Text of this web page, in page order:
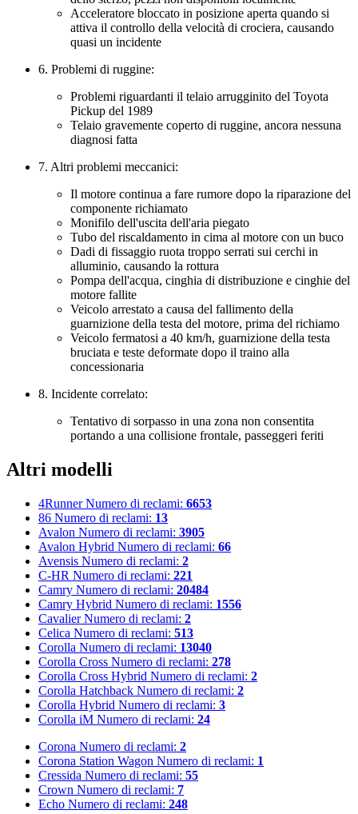
Acceleratore bloccato in posizione aperta quando si
attiva il controllo della velocità di crociera, causando
quasi un incidente
6. Problemi di ruggine:
Problemi riguardanti il telaio arrugginito del Toyota
Pickup del 1989
Telaio gravemente coperto di ruggine, ancora nessuna
diagnosi fatta
7. Altri problemi meccanici:
Il motore continua a fare rumore dopo la riparazione del
componente richiamato
Monifilo dell'uscita dell'aria piegato
Tubo del riscaldamento in cima al motore con un buco
Dadi di fissaggio ruota troppo serrati sui cerchi in
alluminio, causando la rottura
Pompa dell'acqua, cinghia di distribuzione e cinghie del
motore fallite
Veicolo arrestato a causa del fallimento della
guarnizione della testa del motore, prima del richiamo
Veicolo fermatosi a 40 km/h, guarnizione della testa
bruciata e teste deformate dopo il traino alla
concessionaria
8. Incidente correlato:
Tentativo di sorpasso in una zona non consentita
portando a una collisione frontale, passeggeri feriti
Altri modelli
4Runner Numero di reclami: 6653
86 Numero di reclami: 13
Avalon Numero di reclami: 3905
Avalon Hybrid Numero di reclami: 66
Avensis Numero di reclami: 2
C-HR Numero di reclami: 221
Camry Numero di reclami: 20484
Camry Hybrid Numero di reclami: 1556
Cavalier Numero di reclami: 2
Celica Numero di reclami: 513
Corolla Numero di reclami: 13040
Corolla Cross Numero di reclami: 278
Corolla Cross Hybrid Numero di reclami: 2
Corolla Hatchback Numero di reclami: 2
Corolla Hybrid Numero di reclami: 3
Corolla iM Numero di reclami: 24
Corona Numero di reclami: 2
Corona Station Wagon Numero di reclami: 1
Cressida Numero di reclami: 55
Crown Numero di reclami: 7
Echo Numero di reclami: 248